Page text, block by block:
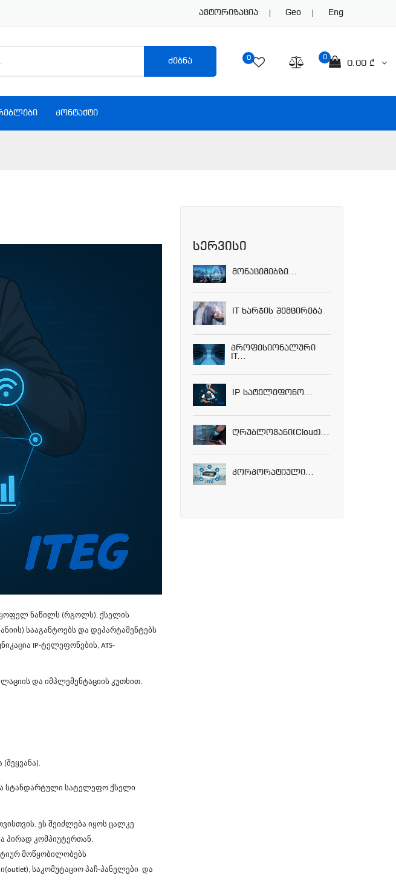
Ავტორიზაცია Geo Eng
ძებნა 0
0.00 ₾
0
ᲙᲝᲜᲢᲐᲥᲢᲘ
ნაწილს (რგოლს). ქსელის
სააგანტოებს და დეპარტამენტებს
IP-ტელეფონების, ATS-
და იმპლემენტაციის კუთხით.
სტანდარტული სატელეფო ქსელი
ეს შეიძლება იყოს ცალკე
პირად კომპიუტერთან.
მოწყობილობებს
outlet), საკომუტაციო პაჩ-პანელები და
სერვისი
Მონაცემებზე...
IT Ხარჯის Შემცირება
Პროფესიონალური
IT...
IP Სატელეფონო...
Ღრუბლოვანი(Cloud)...
Კორპორატიული...